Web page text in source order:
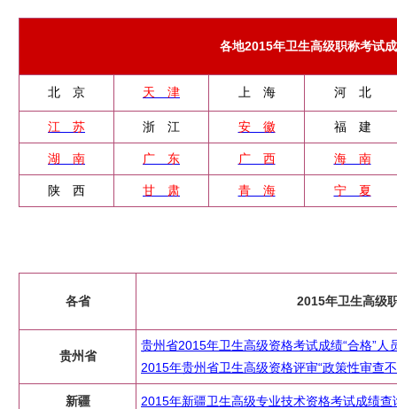
各地2015年卫生高级职称考试
北 京 天 津 上 海 河 北
江 苏 浙 江 安 徽 福 建
湖 南 广 东 广 西 海 南
陕 西 甘 肃 青 海 宁 夏
各省 2015年卫生高级
贵州省
贵州省2015年卫生高级资格考试成绩“合格”人
2015年贵州省卫生高级资格评审“政策性审查
新疆 2015年新疆卫生高级专业技术资格考试成绩查